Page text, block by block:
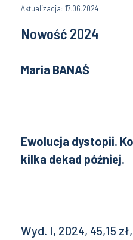
Aktualizacja: 17.06.2024
Nowość 2024
Maria BANAŚ
Ewolucja dystopii.
kilka dekad później.
Wyd. I, 2024, 45,15